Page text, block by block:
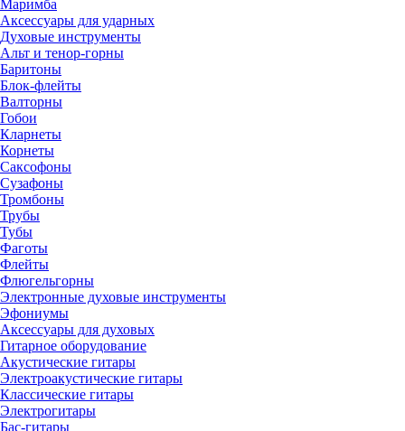
Маримба
Аксессуары для ударных
Духовые инструменты
Альт и тенор-горны
Баритоны
Блок-флейты
Валторны
Гобои
Кларнеты
Корнеты
Саксофоны
Сузафоны
Тромбоны
Трубы
Тубы
Фаготы
Флейты
Флюгельгорны
Электронные духовые инструменты
Эфониумы
Аксессуары для духовых
Гитарное оборудование
Акустические гитары
Электроакустические гитары
Классические гитары
Электрогитары
Бас-гитары